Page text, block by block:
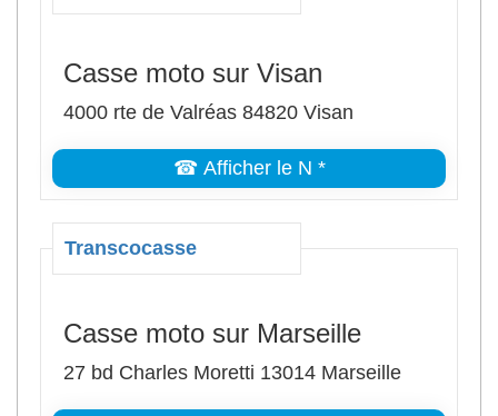
Casse moto sur Visan
4000 rte de Valréas 84820 Visan
☎ Afficher le N *
Transcocasse
Casse moto sur Marseille
27 bd Charles Moretti 13014 Marseille